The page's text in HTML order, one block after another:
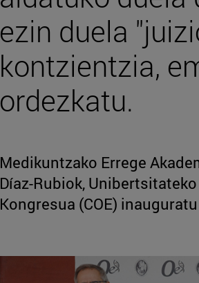
ezin duela
kontzientzia,
ordezkatu.
Medikuntzako Errege
Díaz-Rubiok,
Kongresua (COE)